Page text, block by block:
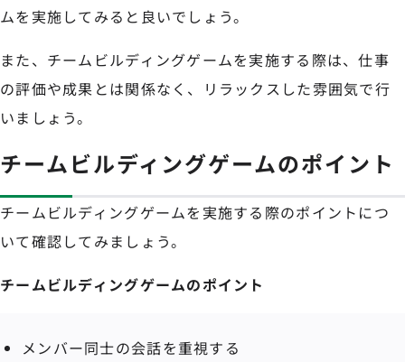
ムを実施してみると良いでしょう。
また、チームビルディングゲームを実施する際は、仕事
の評価や成果とは関係なく、リラックスした雰囲気で行
いましょう。
チームビルディングゲームのポイント
チームビルディングゲームを実施する際のポイントにつ
いて確認してみましょう。
チームビルディングゲームのポイント
メンバー同士の会話を重視する